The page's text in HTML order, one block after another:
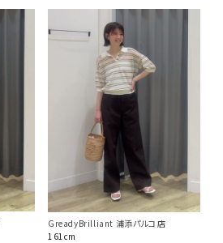
GreadyBrilliant 浦添パルコ店
161cm